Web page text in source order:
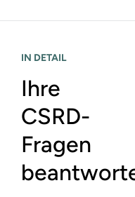
IN DETAIL
Ihre
CSRD-
Fragen